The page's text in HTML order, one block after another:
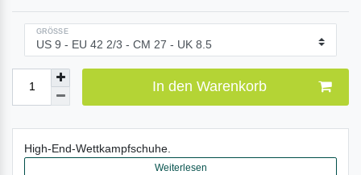
GRÖSSE
In den Warenkorb
High-End-Wettkampfschuhe.
Weiterlesen